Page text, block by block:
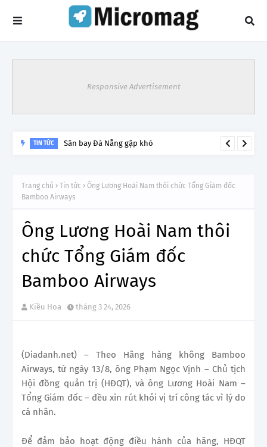
Responsive Advertisement
TIN TỨC Sân bay Đà Nẵng gặp khó
Trang chủ Tin tức
Ông Lương Hoài Nam thôi chức Tổng Giám đốc
Bamboo Airways
Ông Lương Hoài Nam thôi
chức Tổng Giám đốc
Bamboo Airways
Kiều Hoa tháng 3 24, 2026
(Diadanh.net) – Theo Hãng hàng không Bamboo
Airways, từ ngày 13/8, ông Phạm Ngọc Vịnh – Chủ tịch
Hội đồng quản trị (HĐQT), và ông Lương Hoài Nam –
Tổng Giám đốc – đều xin rút khỏi vị trí công tác vì lý do
cá nhân.
Để đảm bảo hoạt động điều hành của hãng, HĐQT